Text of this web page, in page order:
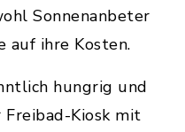
Sonnenanbeter
auf ihre Kosten.
hungrig und
Kiosk mit